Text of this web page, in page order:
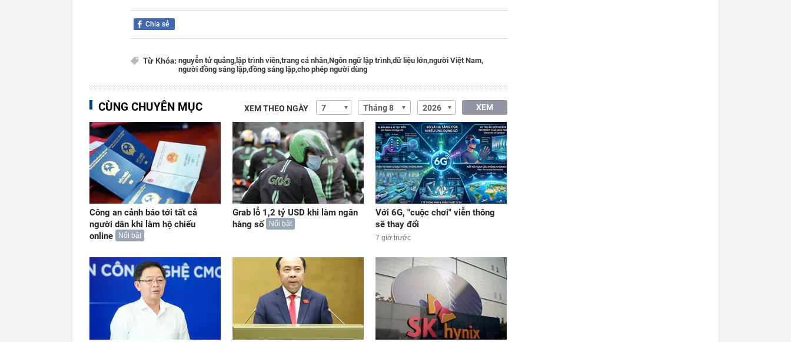
Chia sẻ
Từ Khóa: nguyễn tử quảng, lập trình viên,trang cá nhân,Ngôn ngữ lập trình,dữ liệu lớn,người Việt Nam,
người đồng sáng lập,đồng sáng lập,cho phép người dùng
CÙNG CHUYÊN MỤC XEM THEO NGÀY XEM
Công an cảnh báo tới tất cả
người dân khi làm hộ chiếu
online
Nổi bật
Grab lỗ 1,2 tỷ USD khi làm ngân
hàng số
Nổi bật
Với 6G, "cuộc chơi" viễn thông
sẽ thay đổi
7 giờ trước